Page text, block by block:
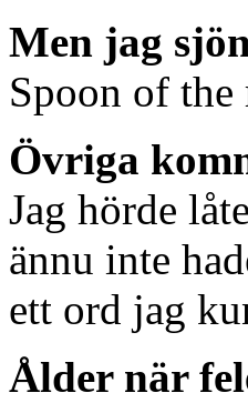
Men jag
Spoon of
Övriga
Jag hörde
ännu inte
ett ord jag
Ålder när